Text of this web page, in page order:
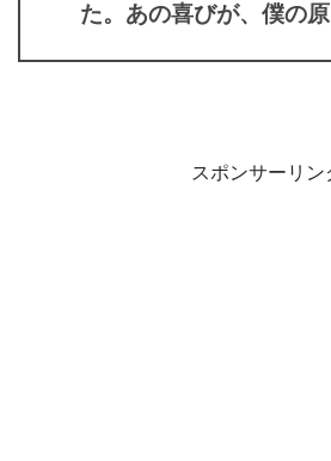
た。あの喜びが、僕の
スポンサーリン